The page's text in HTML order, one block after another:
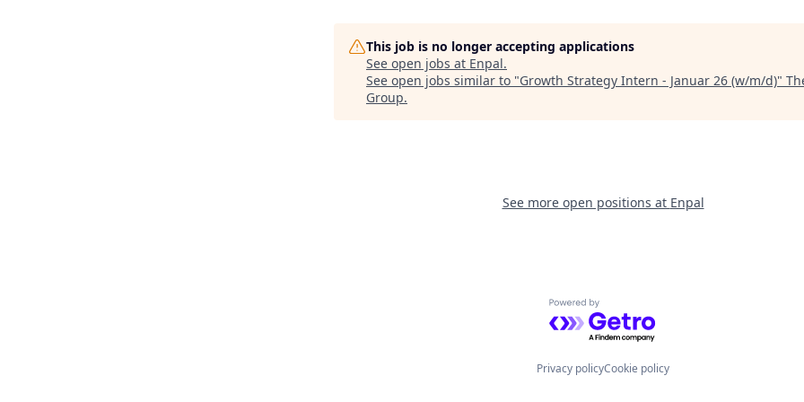
This job is no longer accepting applications
See open jobs at Enpal.
See open jobs similar to "Growth Strategy Intern - Januar 26 (w/m/d)"
Group.
See more open positions at Enpal
Powered by Getro.com
Privacy policyCookie policy